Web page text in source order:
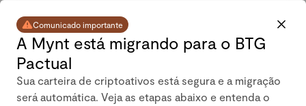
Data de nascimento
Comunicado importante
A Mynt está migrando para o BTG
Pactual
Sua carteira de criptoativos está segura e a migração
será automática. Veja as etapas abaixo e entenda o